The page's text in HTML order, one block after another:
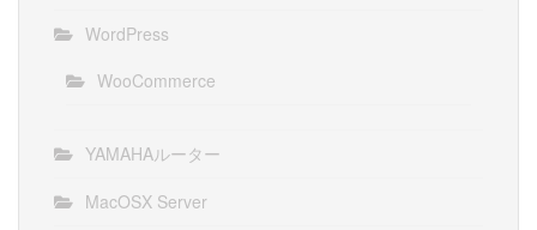
WordPress
WooCommerce
YAMAHAルーター
MacOSX Server